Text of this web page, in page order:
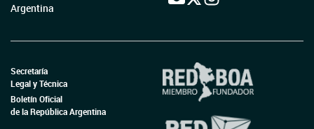
Argentina
Secretaría
Legal y Técnica
Boletín Oficial
de la República Argentina